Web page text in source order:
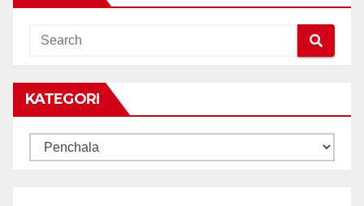
KATEGORI
KATEGORI